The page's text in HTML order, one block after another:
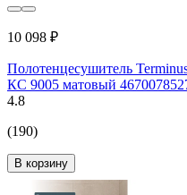
10 098 ₽
Полотенцесушитель
КС 9005 матовый
4.8
(190)
В корзину